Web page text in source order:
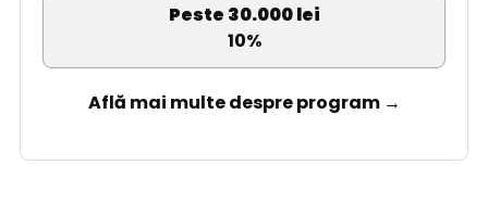
Peste 30.000 lei
10%
Află mai multe despre program →